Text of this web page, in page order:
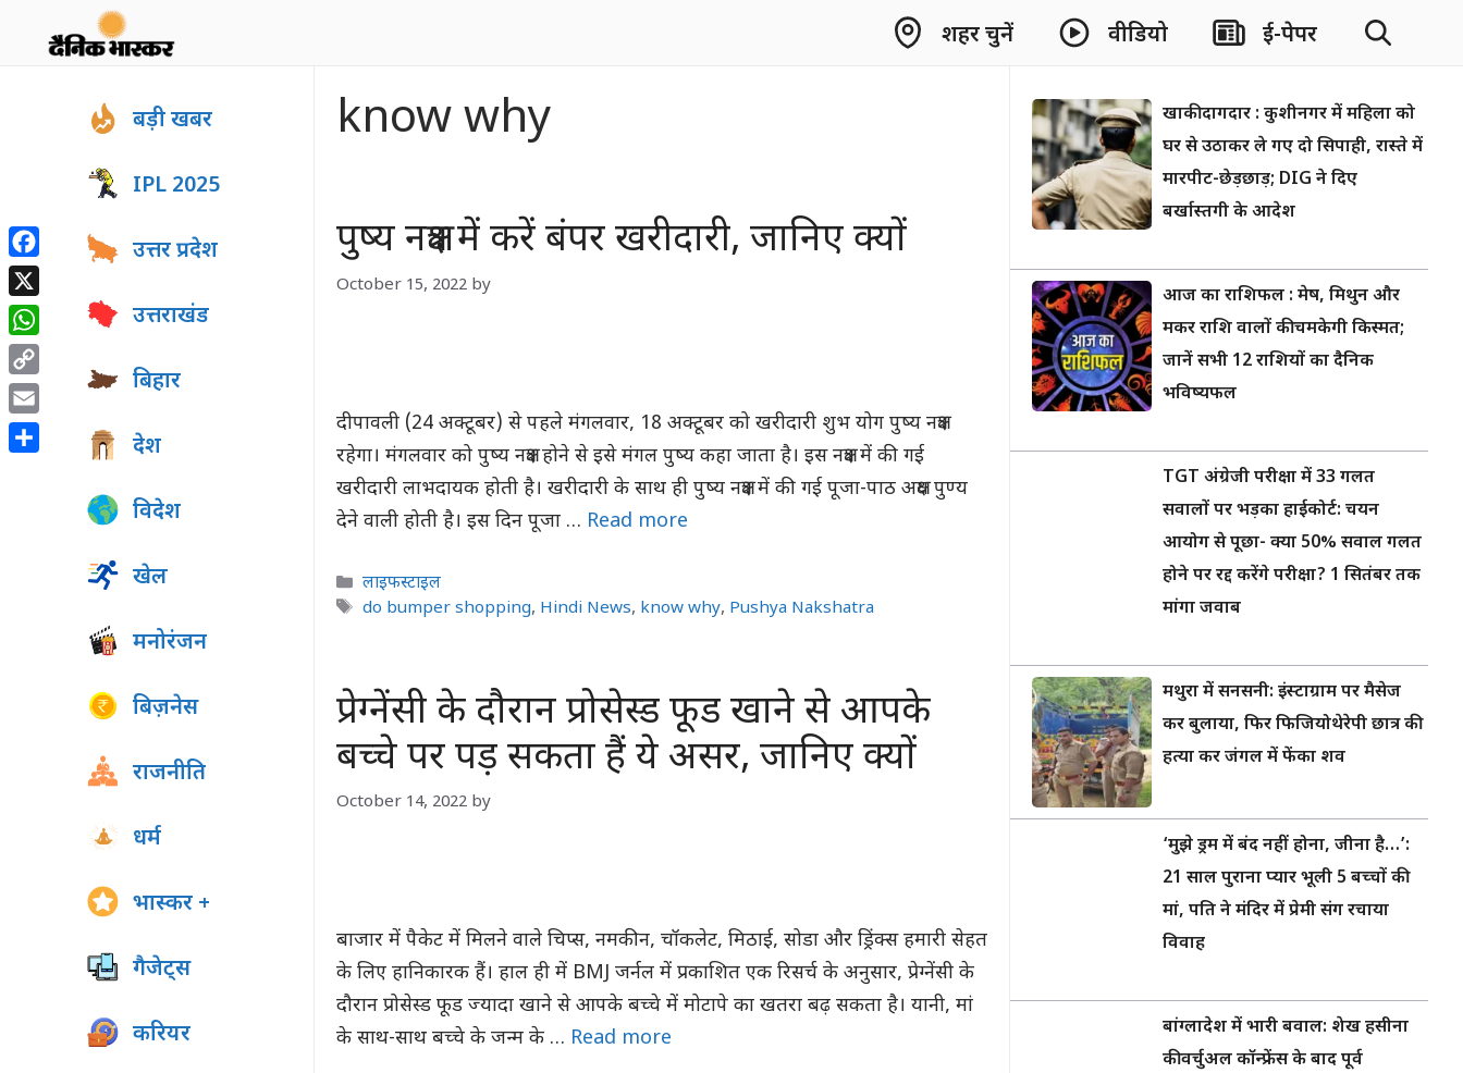
शहर चुनें वीडियो ई-पेपर
know why
पुष्य नक्षत्र में करें बंपर खरीदारी, जानिए क्यों
October 15, 2022 by
दीपावली (24 अक्टूबर) से पहले मंगलवार, 18 अक्टूबर को खरीदारी शुभ योग पुष्य नक्षत्र
रहेगा। मंगलवार को पुष्य नक्षत्र होने से इसे मंगल पुष्य कहा जाता है। इस नक्षत्र में की गई
खरीदारी लाभदायक होती है। खरीदारी के साथ ही पुष्य नक्षत्र में की गई पूजा-पाठ अक्षय पुण्य
देने वाली होती है। इस दिन पूजा … Read more
Categories
लाइफस्टाइल
Tags
do bumper shopping, Hindi News, know why, Pushya Nakshatra
प्रेग्नेंसी के दौरान प्रोसेस्ड फूड खाने से आपके
बच्चे पर पड़ सकता हैं ये असर, जानिए क्यों
October 14, 2022 by
बाजार में पैकेट में मिलने वाले चिप्स, नमकीन, चॉकलेट, मिठाई, सोडा और ड्रिंक्स हमारी सेहत
के लिए हानिकारक हैं। हाल ही में BMJ जर्नल में प्रकाशित एक रिसर्च के अनुसार, प्रेग्नेंसी के
दौरान प्रोसेस्ड फूड ज्यादा खाने से आपके बच्चे में मोटापे का खतरा बढ़ सकता है। यानी, मां
के साथ-साथ बच्चे के जन्म के … Read more
बड़ी खबर
IPL 2025
उत्तर प्रदेश
उत्तराखंड
बिहार
देश
विदेश
खेल
मनोरंजन
बिज़नेस
राजनीति
धर्म
भास्कर +
गैजेट्स
करियर
खाकी दागदार : कुशीनगर में महिला को
घर से उठाकर ले गए दो सिपाही, रास्ते में
मारपीट-छेड़छाड़; DIG ने दिए
बर्खास्तगी के आदेश
आज का राशिफल : मेष, मिथुन और
मकर राशि वालों की चमकेगी किस्मत;
जानें सभी 12 राशियों का दैनिक
भविष्यफल
TGT अंग्रेजी परीक्षा में 33 गलत
सवालों पर भड़का हाईकोर्ट: चयन
आयोग से पूछा- क्या 50% सवाल गलत
होने पर रद्द करेंगे परीक्षा? 1 सितंबर तक
मांगा जवाब
मथुरा में सनसनी: इंस्टाग्राम पर मैसेज
कर बुलाया, फिर फिजियोथेरेपी छात्र की
हत्या कर जंगल में फेंका शव
‘मुझे ड्रम में बंद नहीं होना, जीना है…’:
21 साल पुराना प्यार भूली 5 बच्चों की
मां, पति ने मंदिर में प्रेमी संग रचाया
विवाह
बांग्लादेश में भारी बवाल: शेख हसीना
की वर्चुअल कॉन्फ्रेंस के बाद पूर्व
Facebook
X
WhatsApp
Copy
Link
Email